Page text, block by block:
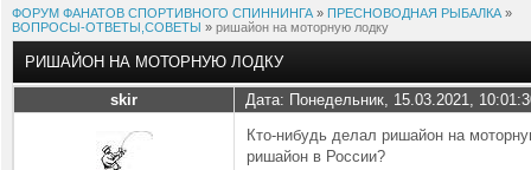
ФОРУМ ФАНАТОВ СПОРТИВНОГО СПИННИНГА » ПРЕСНОВОДНАЯ РЫБАЛКА »
ВОПРОСЫ-ОТВЕТЫ,СОВЕТЫ » ришайон на моторную лодку
РИШАЙОН НА МОТОРНУЮ ЛОДКУ
skir Дата: Понедельник, 15.03.2021,
Кто-нибудь делал ришайон на
ришайон в России?